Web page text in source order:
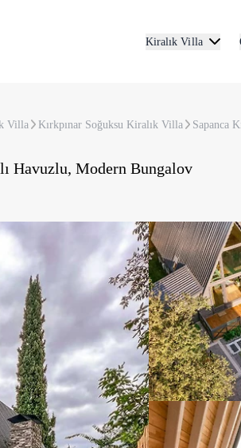
Kiralık Villa
Villa Kırkpınar Soğuksu Kiralık Villa Sapanca
Havuzlu, Modern Bungalov